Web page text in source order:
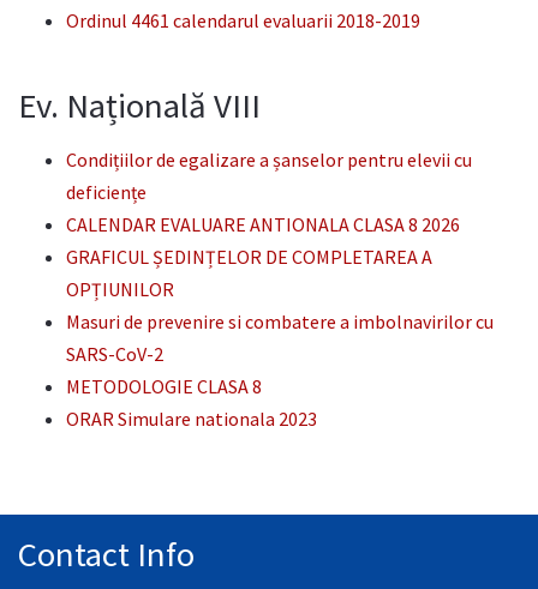
Ordinul 4461 calendarul evaluarii 2018-2019
Ev. Națională VIII
Condițiilor de egalizare a șanselor pentru elevii cu
deficiențe
CALENDAR EVALUARE ANTIONALA CLASA 8 2026
GRAFICUL ȘEDINȚELOR DE COMPLETAREA A
OPȚIUNILOR
Masuri de prevenire si combatere a imbolnavirilor cu
SARS-CoV-2
METODOLOGIE CLASA 8
ORAR Simulare nationala 2023
Contact Info